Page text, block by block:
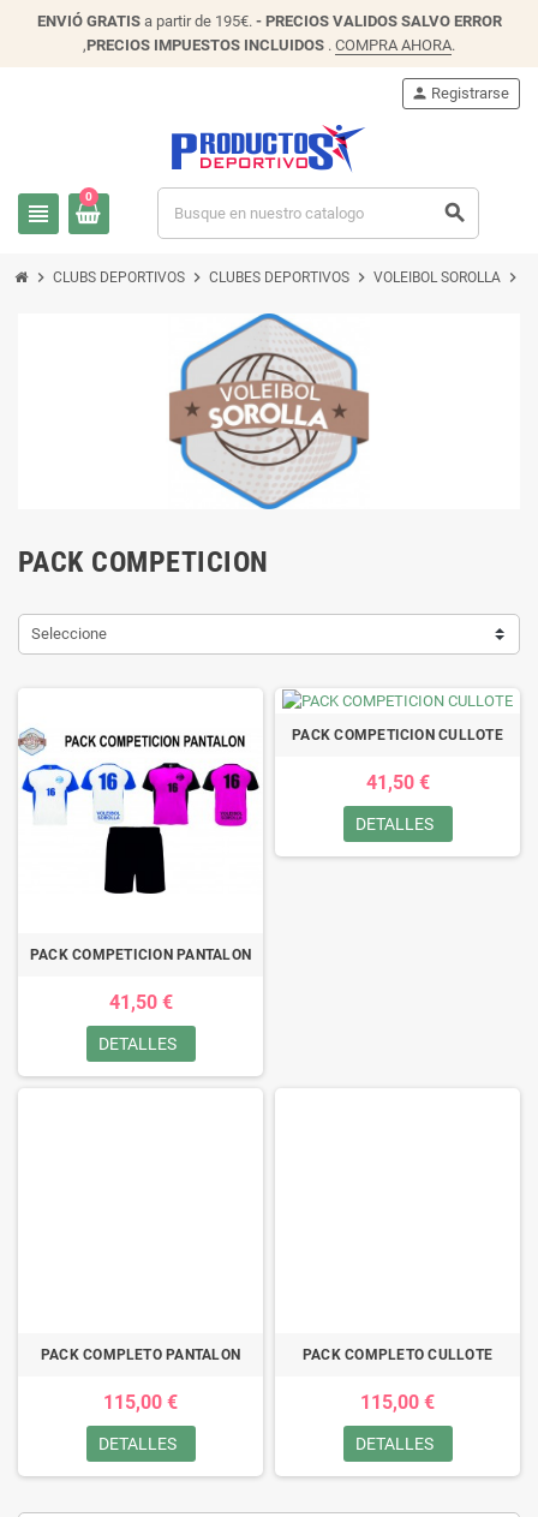
ENVIÓGRATISa partir de 195€. - PRECIOS VALIDOS SALVO ERROR
,PRECIOS IMPUESTOS INCLUIDOS . COMPRA AHORA.
view_headline
person Registrarse
0
search
chevron_right CLUBS DEPORTIVOS chevron_right CLUBES DEPORTIVOS chevron_right VOLEIBOL SOROLLA chevron_right
PACK COMPETICION
Seleccione
PACK COMPETICION PANTALON
41,50 €
DETALLES
PACK COMPETICION CULLOTE
41,50 €
DETALLES
PACK COMPLETO PANTALON
115,00 €
DETALLES
PACK COMPLETO CULLOTE
115,00 €
DETALLES